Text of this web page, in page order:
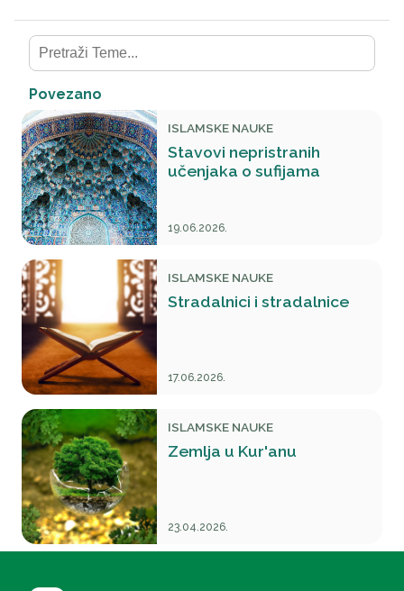
Povezano
ISLAMSKE NAUKE
Stavovi nepristranih
učenjaka o sufijama
19.06.2026.
ISLAMSKE NAUKE
Stradalnici i stradalnice
17.06.2026.
ISLAMSKE NAUKE
Zemlja u Kur'anu
23.04.2026.